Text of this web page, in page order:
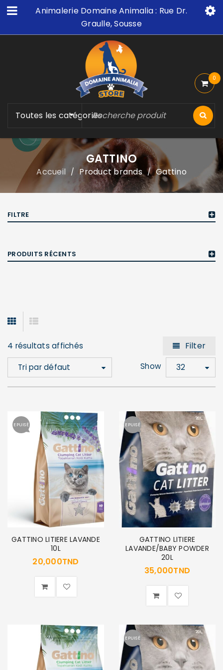
Animalerie Domaine Animalia : Rue Dr.
Graulle, Sousse
Toutes les catégories
0
GATTINO
Accueil / Product brands / Gattino
FILTRE
PRODUITS RÉCENTS
4 résultats affichés Filter
Tri par défaut Show 32
EPUISÉ
GATTINO LITIERE LAVANDE
10L
20,000TND
EPUISÉ
GATTINO LITIERE
LAVANDE/BABY POWDER
20L
35,000TND
EPUISÉ